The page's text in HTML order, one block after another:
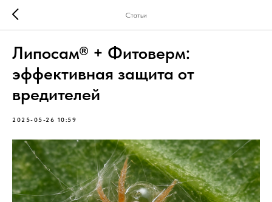
Статьи
Липосам® + Фитоверм:
эффективная защита от
вредителей
2025-05-26 10:59